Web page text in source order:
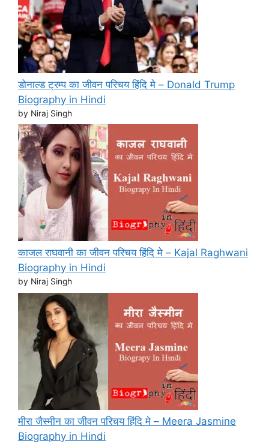
डोनाल्ड ट्रम्प का जीवन परिचय हिंदि मे – Donald Trump
Biography in Hindi
by Niraj Singh
काजल राघवानी का जीवन परिचय हिंदि मे – Kajal Raghwani
Biography in Hindi
by Niraj Singh
मीरा जैस्मीन का जीवन परिचय हिंदि मे – Meera Jasmine
Biography in Hindi